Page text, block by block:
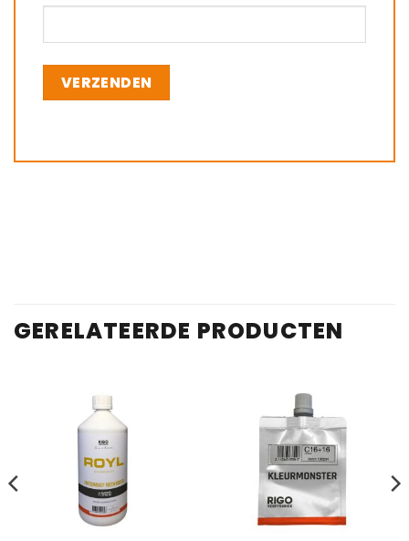
GERELATEERDE PRODUCTEN